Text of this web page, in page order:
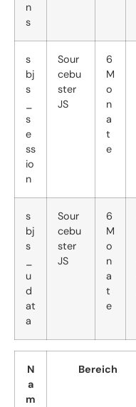
n
s
s
bj
s
s
e
ss
io
n
Sour
cebu
ster
JS
6
M
o
n
a
t
e
s
bj
s
u
d
at
a
Sour
cebu
ster
JS
6
M
o
n
a
t
e
N
a
m
Bereich